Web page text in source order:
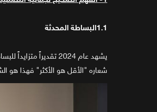
1.1البساطة المحدثة
يشهد عام 2024 تقديراً متزايداً للبساطة المكررة، حيث يجمع بين الأسطح النقية والمساحات الخالية من الفوضى، ويسعى نحو استخدام ألوان دافئة وأشكال عضوية ومواد طبيعية.
شعاره "الأقل هو الأكثر" فهذا هو